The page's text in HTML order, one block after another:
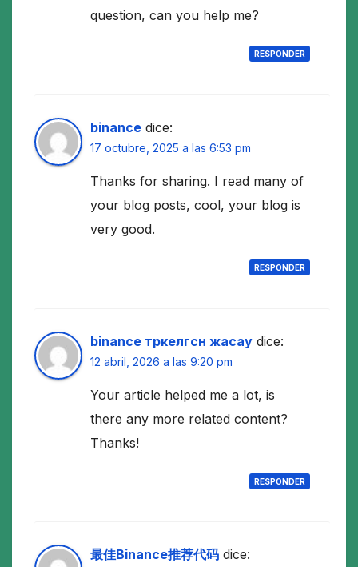
question, can you help me?
RESPONDER
binance dice:
17 octubre, 2025 a las 6:53 pm
Thanks for sharing. I read many of
your blog posts, cool, your blog is
very good.
RESPONDER
binance тркелгсн жасау dice:
12 abril, 2026 a las 9:20 pm
Your article helped me a lot, is
there any more related content?
Thanks!
RESPONDER
最佳Binance推荐代码 dice: